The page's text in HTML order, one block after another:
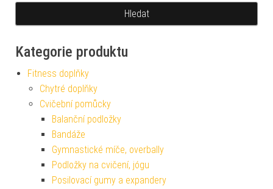
Kategorie produktu
Fitness doplňky
Chytré doplňky
Cvičební pomůcky
Balanční podložky
Bandáže
Gymnastické míče, overbally
Podložky na cvičení, jógu
Posilovací gumy a expandery